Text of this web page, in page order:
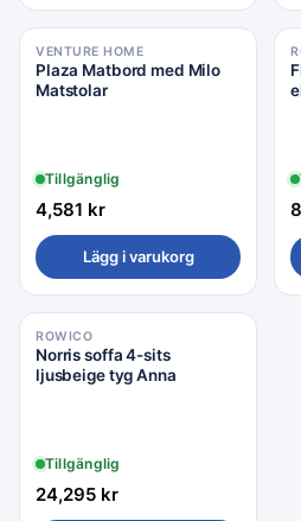
VENTURE HOME
Plaza Matbord med Milo
Matstolar
Tillgänglig
4,581 kr
Lägg i varukorg
ROWICO
Norris soffa 4-sits
ljusbeige tyg Anna
Tillgänglig
24,295 kr